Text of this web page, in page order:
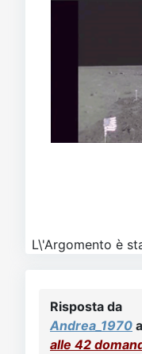
L\'Argomento è
Risposta da
Andrea_1970
alle 42